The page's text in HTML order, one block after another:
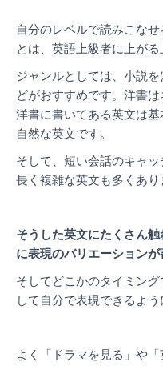
自分のレベルで読みこな
とは、英語上級者に上がる
ジャンルとしては、小説
どがおすすめです。洋書
洋書に書いてある英文は
自然な英文です。
そして、短い会話のキャ
長く複雑な英文も多くあり
そうした英文にたくさん
に表現のバリエーションが
そしてどこかのタイミン
して自分で表現できるよう
よく「ドラマを見る」や